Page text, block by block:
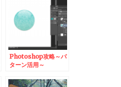
Photoshop攻略～パ
ターン活用～